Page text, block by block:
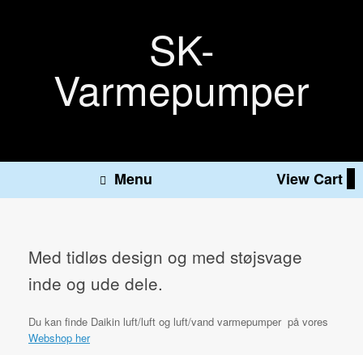
SK-
Varmepumper
Menu View
View Cart
Med tidløs design og med støjsvage
inde og ude dele.
Du kan finde Daikin luft/luft og luft/vand varmepumper på vores
Webshop her